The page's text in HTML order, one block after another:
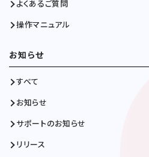
よくあるご質問
操作マニュアル
お知らせ
すべて
お知らせ
サポートのお知らせ
リリース